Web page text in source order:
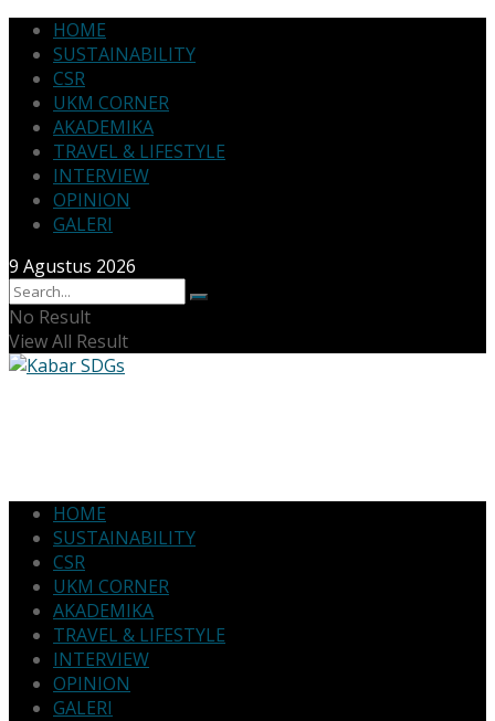
HOME
SUSTAINABILITY
CSR
UKM CORNER
AKADEMIKA
TRAVEL & LIFESTYLE
INTERVIEW
OPINION
GALERI
9 Agustus 2026
No Result
View All Result
HOME
SUSTAINABILITY
CSR
UKM CORNER
AKADEMIKA
TRAVEL & LIFESTYLE
INTERVIEW
OPINION
GALERI